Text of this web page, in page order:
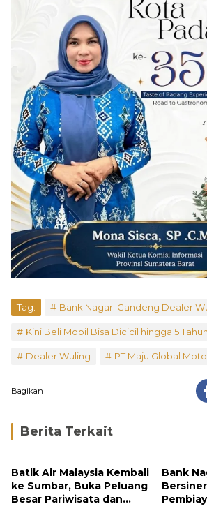
Tag: Bank Nagari Gandeng Dealer
Kini Beli Mobil Bisa Dicicil hingga 5 Tahun
Dealer Wuling PT Maju Global
Bagikan
Berita Terkait
Batik Air Malaysia Kembali
ke Sumbar, Buka Peluang
Besar Pariwisata dan
Bank